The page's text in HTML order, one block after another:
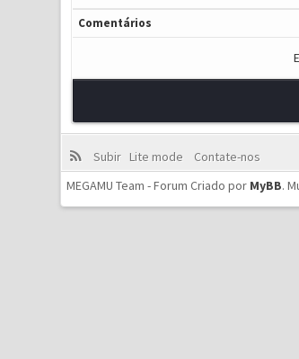
Comentários
Subir Lite mode
Contate-nos
MEGAMU Team - Forum Criado por MyBB.